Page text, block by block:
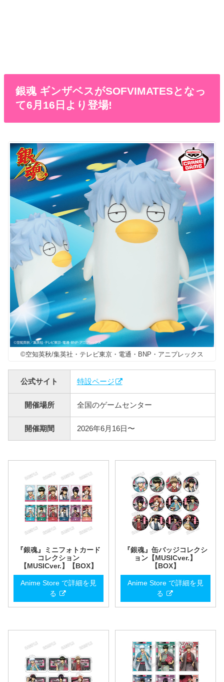
銀魂 ギンザベスがSOFVIMATESとなっ
て6月16日より登場!
©空知英秋/集英社・テレビ東京・電通・BNP・アニプレックス
公式サイト 特設ページ
開催場所 全国のゲームセンター
開催期間 2026年6月16日〜
『銀魂』ミニフォトカード
コレクション
【MUSICver.】【BOX】
Anime Store で詳細を見
る
『銀魂』缶バッジコレクシ
ョン【MUSICver.】
【BOX】
Anime Store で詳細を見
る